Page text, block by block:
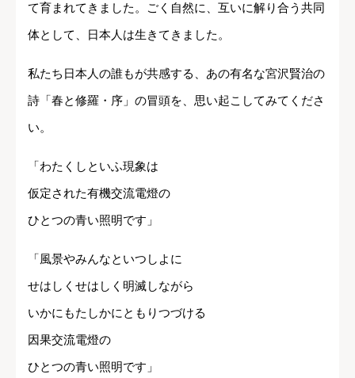
て育まれてきました。ごく自然に、互いに解り合う共同
体として、日本人は生きてきました。
私たち日本人の誰もが共感する、あの有名な宮沢賢治の
詩「春と修羅・序」の冒頭を、思い起こしてみてくださ
い。
「わたくしといふ現象は
仮定された有機交流電燈の
ひとつの青い照明です」
「風景やみんなといつしよに
せはしくせはしく明滅しながら
いかにもたしかにともりつづける
因果交流電燈の
ひとつの青い照明です」